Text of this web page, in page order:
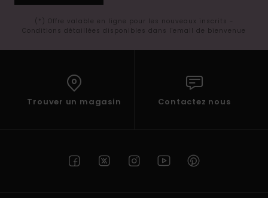
(*) Offre valable en ligne pour les nouveaux inscrits -
Conditions détaillées disponibles dans l'email de bienvenue
Trouver un magasin Contactez nous